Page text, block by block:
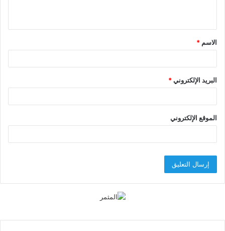
ق
*
الاسم *
البريد الإلكتروني*
الموقع الإلكتروني